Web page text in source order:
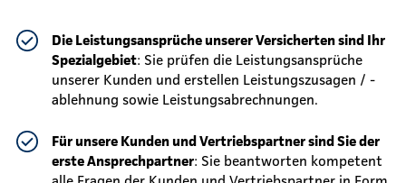
Die Leistungsansprüche unserer Versicherten sind Ihr
Spezialgebiet: Sie prüfen die Leistungsansprüche
unserer Kunden und erstellen Leistungszusagen / -
ablehnung sowie Leistungsabrechnungen.
Für unsere Kunden und Vertriebspartner sind Sie der
erste Ansprechpartner: Sie beantworten kompetent